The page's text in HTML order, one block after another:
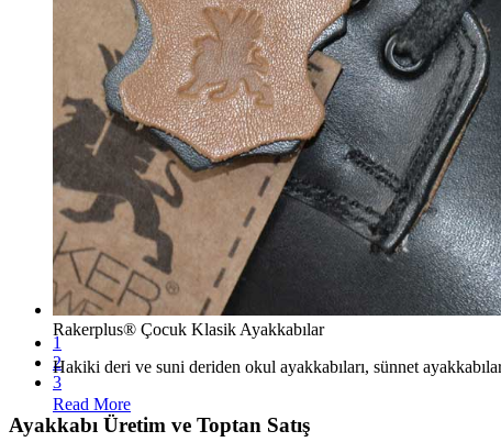
Rakerplus® Çocuk Klasik Ayakkabılar
Hakiki deri ve suni deriden okul ayakkabıları, sünnet
Read More
Rakerplus® Çocuk Botları
Hakiki deriden üretilen bebe, patik, filet, garson çocuk bot
Read More
Rakerplus® Çocuk Spor Ayakkabılar
Spor ve günlük kullanıma uygun, hakiki deriden üretilen bebe,
Read More
1
2
3
Ayakkabı Üretim ve Toptan Satış